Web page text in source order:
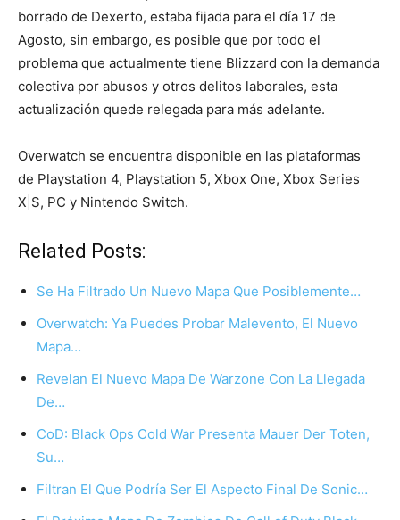
borrado de Dexerto, estaba fijada para el día 17 de
Agosto, sin embargo, es posible que por todo el
problema que actualmente tiene Blizzard con la demanda
colectiva por abusos y otros delitos laborales, esta
actualización quede relegada para más adelante.
Overwatch se encuentra disponible en las plataformas
de Playstation 4, Playstation 5, Xbox One, Xbox Series
X|S, PC y Nintendo Switch.
Related Posts:
Se Ha Filtrado Un Nuevo Mapa Que Posiblemente…
Overwatch: Ya Puedes Probar Malevento, El Nuevo
Mapa…
Revelan El Nuevo Mapa De Warzone Con La Llegada
De…
CoD: Black Ops Cold War Presenta Mauer Der Toten,
Su…
Filtran El Que Podría Ser El Aspecto Final De Sonic…